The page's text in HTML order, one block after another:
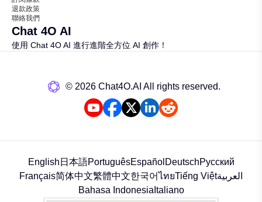
退款政策
聯絡我們
Chat 4O AI
使用 Chat 4O AI 進行進階全方位 AI 創作！
©️ 2026 Chat4O.AI All rights reserved.
English 日本語PortuguêsEspañol DeutschРусский
Français简体中文繁體中文한국어ไทยTiếng Việtالعربية
Bahasa Indonesia Italiano